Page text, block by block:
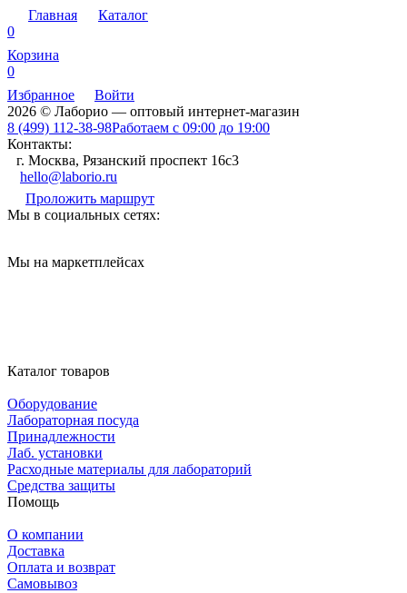
Главная
Каталог
0
Корзина
0
Избранное
Войти
2026 © Лаборио — оптовый интернет-магазин
8 (499) 112-38-98Работаем с 09:00 до 19:00
Контакты:
г. Москва, Рязанский проспект 16с3
hello@laborio.ru
Проложить маршрут
Мы в социальных сетях:
Мы на маркетплейсах
Каталог товаров
Оборудование
Лабораторная посуда
Принадлежности
Лаб. установки
Расходные материалы для лабораторий
Средства защиты
Помощь
О компании
Доставка
Оплата и возврат
Самовывоз